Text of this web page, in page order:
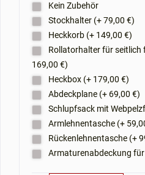
Kein Zubehör
Stockhalter (+ 79,00 €)
Heckkorb (+ 149,00 €)
Rollatorhalter für seitlich
169,00 €)
Heckbox (+ 179,00 €)
Abdeckplane (+ 69,00 €)
Schlupfsack mit
Armlehnentasche (+
Rückenlehnentasche (+
Armaturenabdeckung